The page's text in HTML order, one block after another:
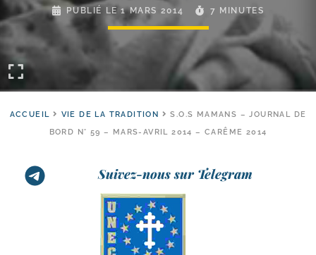
PUBLIÉ LE1 MARS 2014 7 MINUTES
ACCUEIL VIE DE LA TRADITION
S.O.S MAMANS – JOURNAL DE
BORD N° 59 – MARS-AVRIL 2014 – CARÊME 2014
Suivez-nous sur Telegram